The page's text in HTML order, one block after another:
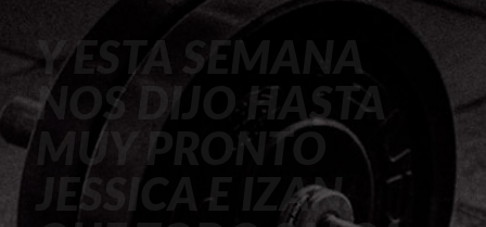
Y ESTA SEMANA
NOS DIJO HASTA
MUY PRONTO
JESSICA E IZAN.